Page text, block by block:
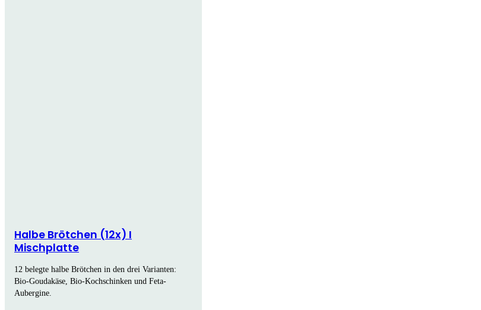
Halbe Brötchen (12x) I
Mischplatte
12 belegte halbe Brötchen in den drei Varianten:
Bio-Goudakäse, Bio-Kochschinken und Feta-
Aubergine.